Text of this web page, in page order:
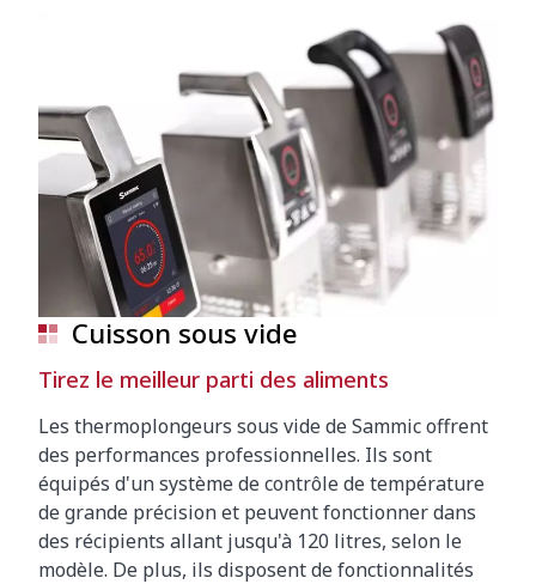
Cuisson sous vide
Tirez le meilleur parti des aliments
Les thermoplongeurs sous vide de Sammic offrent
des performances professionnelles. Ils sont
équipés d'un système de contrôle de température
de grande précision et peuvent fonctionner dans
des récipients allant jusqu'à 120 litres, selon le
modèle. De plus, ils disposent de fonctionnalités